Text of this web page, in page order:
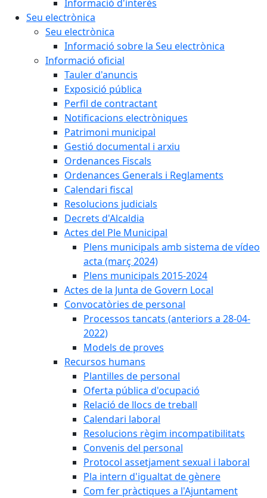
Informació d'interès
Seu electrònica
Seu electrònica
Informació sobre la Seu electrònica
Informació oficial
Tauler d'anuncis
Exposició pública
Perfil de contractant
Notificacions electròniques
Patrimoni municipal
Gestió documental i arxiu
Ordenances Fiscals
Ordenances Generals i Reglaments
Calendari fiscal
Resolucions judicials
Decrets d'Alcaldia
Actes del Ple Municipal
Plens municipals amb sistema de vídeo
acta (març 2024)
Plens municipals 2015-2024
Actes de la Junta de Govern Local
Convocatòries de personal
Processos tancats (anteriors a 28-04-
2022)
Models de proves
Recursos humans
Plantilles de personal
Oferta pública d'ocupació
Relació de llocs de treball
Calendari laboral
Resolucions règim incompatibilitats
Convenis del personal
Protocol assetjament sexual i laboral
Pla intern d'igualtat de gènere
Com fer pràctiques a l'Ajuntament